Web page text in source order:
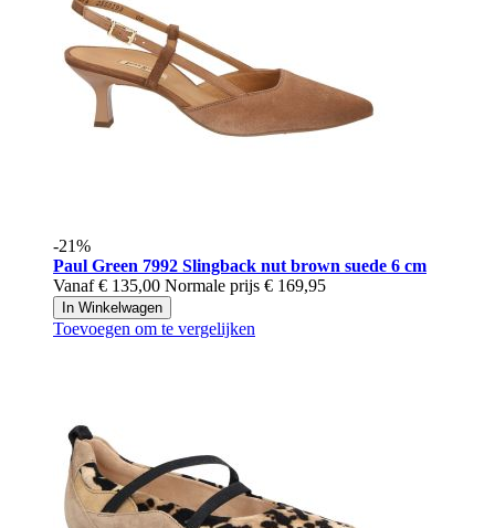
-21%
Paul Green 7992 Slingback nut brown suede 6 cm
Vanaf € 135,00 Normale prijs € 169,95
In Winkelwagen
Toevoegen om te vergelijken